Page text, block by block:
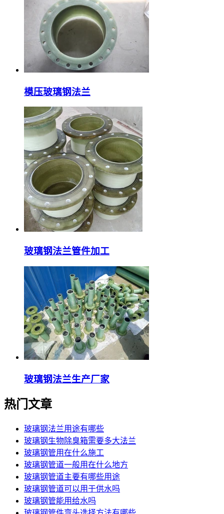
模压玻璃钢法兰
玻璃钢法兰管件加工
玻璃钢法兰生产厂家
热门文章
玻璃钢法兰用途有哪些
玻璃钢生物除臭箱需要多大法兰
玻璃钢管用在什么施工
玻璃钢管道一般用在什么地方
玻璃钢管道主要有哪些用途
玻璃钢管道可以用于供水吗
玻璃钢管能用给水吗